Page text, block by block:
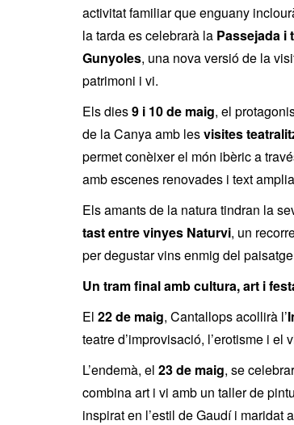
activitat familiar que enguany
la tarda es celebrarà la Passejada i
Gunyoles, una nova versió de la
patrimoni i vi.
Els dies9 i 10 de maig, el
de la Canya amb lesvisites
permet conèixer el món ibèric a
amb escenes renovades i text
Els amants de la natura tindran la
tast entre vinyes Naturvi, un
per degustar vins enmig del
Un tram final amb cultura, art i
El 22 de maig, Cantallops acollirà l’
teatre d’improvisació, l’erotisme i
L’endemà, el 23 de maig, se
combina art i vi amb un taller de
inspirat en l’estil de Gaudí i maridat